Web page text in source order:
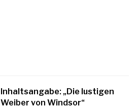
Inhaltsangabe: „Die lustigen
Weiber von Windsor“